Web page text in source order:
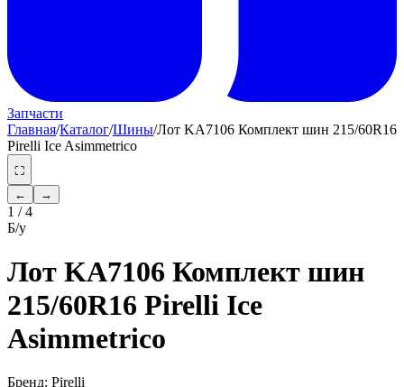
Запчасти
Главная/Каталог/Шины/Лот KA7106 Комплект шин 215/60R16
Pirelli Ice Asimmetrico
⛶
←
→
1 /4
Б/у
Лот KA7106 Комплект шин
215/60R16 Pirelli Ice
Asimmetrico
Бренд: Pirelli